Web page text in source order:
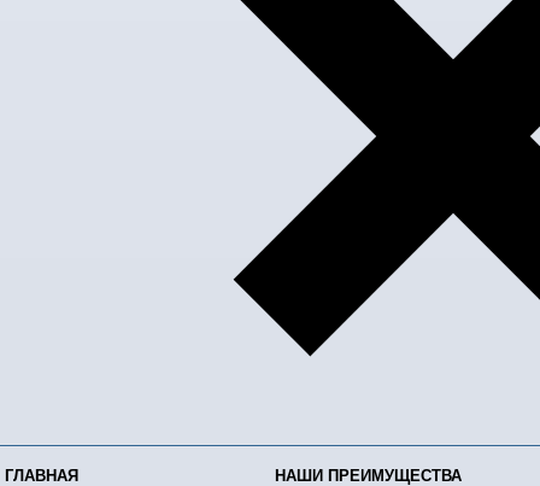
ГЛАВНАЯ НАШИ ПРЕИМУЩЕСТВА